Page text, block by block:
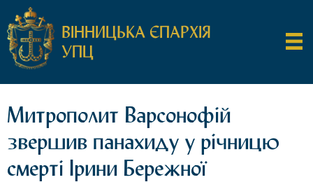
ВІННИЦЬКА ЄПАРХІЯ
УПЦ
Митрополит Варсонофій
звершив панахиду у річницю
смерті Ірини Бережної